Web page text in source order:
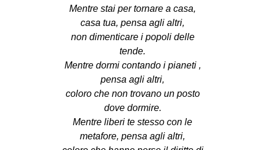
Mentre stai per tornare a casa,
casa tua, pensa agli altri,
non dimenticare i popoli delle
tende.
Mentre dormi contando i pianeti ,
pensa agli altri,
coloro che non trovano un posto
dove dormire.
Mentre liberi te stesso con le
metafore, pensa agli altri,